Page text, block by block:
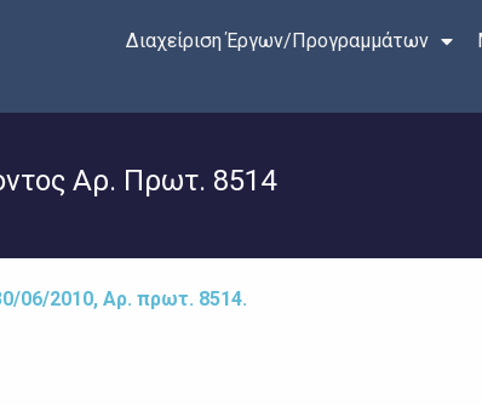
Διαχείριση Έργων/Προγραμμάτων
Αρ. Πρωτ. 8514
06/2010, Αρ. πρωτ. 8514.